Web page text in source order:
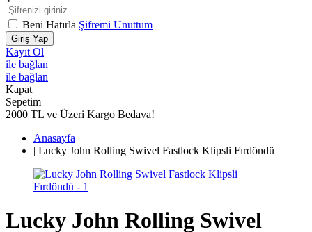
Beni Hatırla Şifremi Unuttum
Giriş Yap
Kayıt Ol
ile bağlan
ile bağlan
Kapat
Sepetim
2000 TL ve Üzeri Kargo Bedava!
Anasayfa
| Lucky John Rolling Swivel Fastlock Klipsli Fırdöndü
Lucky John Rolling Swivel